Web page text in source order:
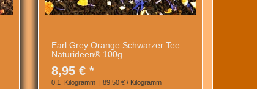
Earl Grey Orange Schwarzer Tee
Naturideen® 100g
8,95 € *
0.1 Kilogramm | 89,50 € / Kilogramm